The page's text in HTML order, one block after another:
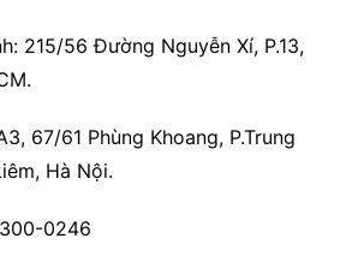
215/56 Đường Nguyễn Xí, P.13,
67/61 Phùng Khoang, P.Trung
Hà Nội.
0246